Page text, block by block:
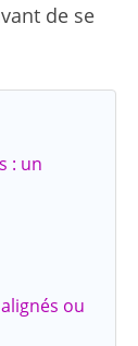
de se
: un
ou